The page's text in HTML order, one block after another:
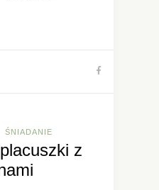
ŚNIADANIE
z